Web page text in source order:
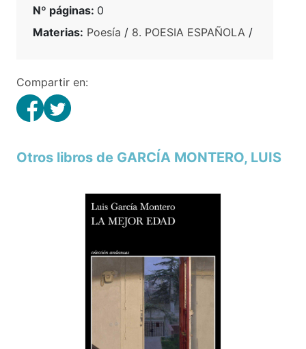
Nº páginas: 0
Materias: Poesía / 8. POESIA ESPAÑOLA /
Compartir en:
Otros libros de GARCÍA MONTERO, LUIS